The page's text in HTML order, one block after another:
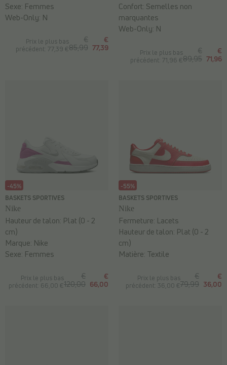
Prix le plus bas
précédent: 77,39 €
€
85,99
€
77,39
Sexe: Femmes
Web-Only: N
Prix le plus bas
précédent: 71,96 €
€
89,95
€
71,96
Confort: Semelles non
marquantes
Web-Only: N
-45%
BASKETS SPORTIVES
Nike
Prix le plus bas
précédent: 66,00 €
€
120,00
€
66,00
Hauteur de talon: Plat (0 - 2
cm)
Marque: Nike
Sexe: Femmes
-55%
BASKETS SPORTIVES
Nike
Prix le plus bas
précédent: 36,00 €
€
79,99
€
36,00
Fermeture: Lacets
Hauteur de talon: Plat (0 - 2
cm)
Matière: Textile